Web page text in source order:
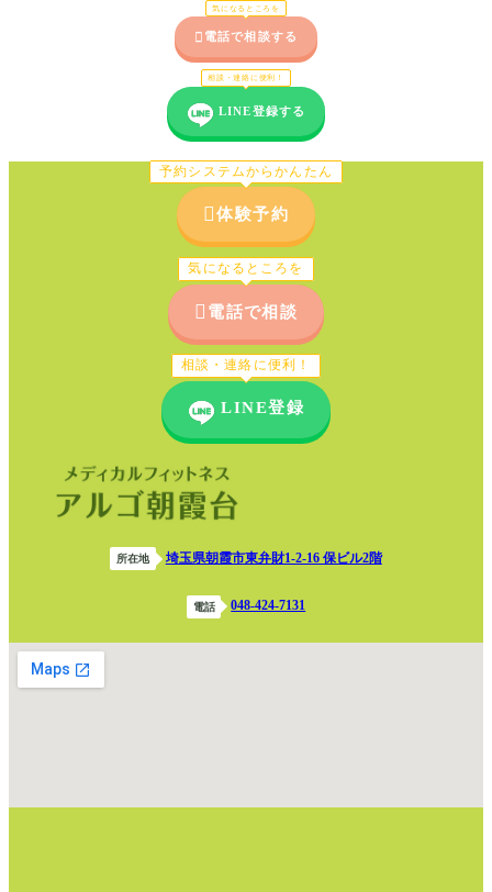
気になるところを
 電話で相談する
相談・連絡に便利！
LINE登録する
予約システムからかんたん
体験予約
気になるところを
 電話で相談
相談・連絡に便利！
LINE登録
所在地 埼玉県朝霞市東弁財1-2-16 保ビル2階
電話 048-424-7131